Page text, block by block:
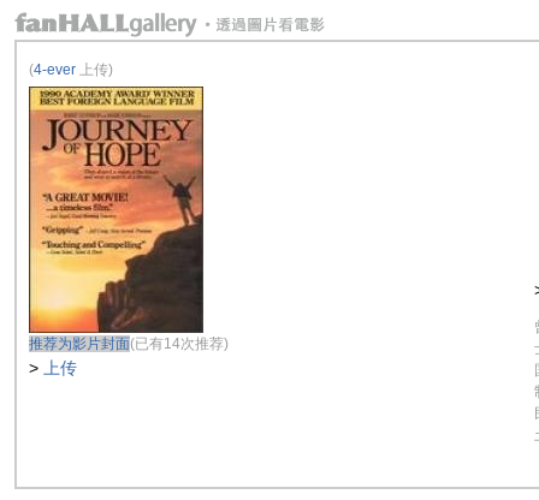
(4-ever 上传)
推荐为影片封面(已有14次推荐)
> 上传